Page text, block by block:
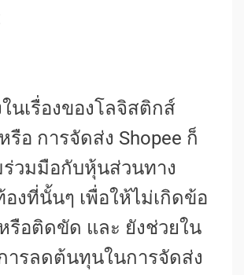
นเรื่องของโลจิสติกส์
รือ การจัดส่ง Shopee ก็
ร่วมมือกับหุ้นส่วนทาง
งที่นั้นๆ เพื่อให้ไม่เกิดข้อ
รือติดขัด และ ยังช่วยใน
ารลดต้นทุนในการจัดส่ง